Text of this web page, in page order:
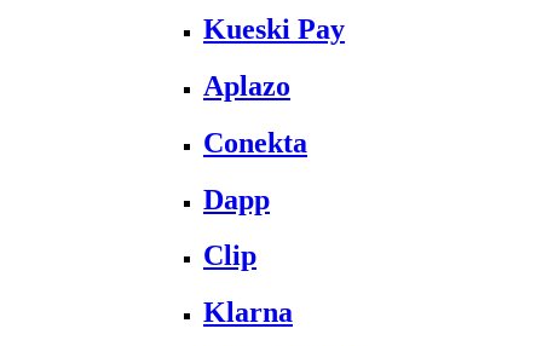
Kueski Pay
Aplazo
Conekta
Dapp
Clip
Klarna